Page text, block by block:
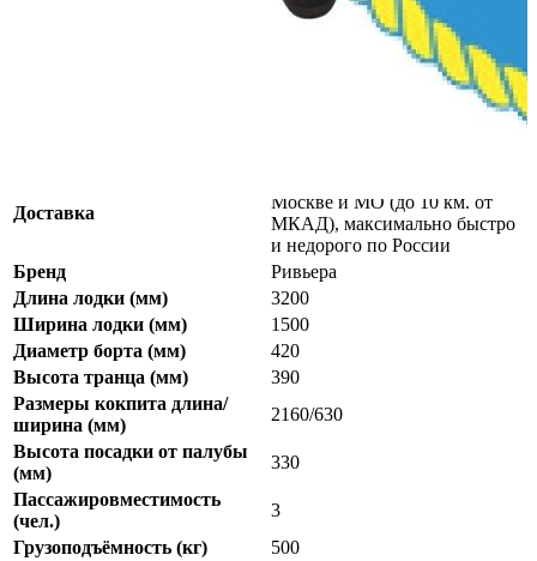
Надувная лодка Ривьера Компакт 3200 СК "Касатка" зеленый/
Доставка
Москве и МО (до 10 км. от
МКАД), максимально быстро
и недорого по России
Бренд
Ривьера
Длина лодки (мм)
3200
Ширина лодки (мм)
1500
Диаметр борта (мм)
420
Высота транца (мм)
390
Размеры кокпита длина/
ширина (мм)
2160/630
Высота посадки от палубы
(мм)
330
Пассажировместимость
(чел.)
3
Грузоподъёмность (кг)
500